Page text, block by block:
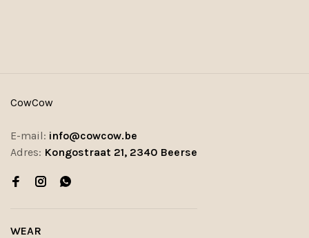
CowCow
E-mail: info@cowcow.be
Adres: Kongostraat 21, 2340 Beerse
WEAR